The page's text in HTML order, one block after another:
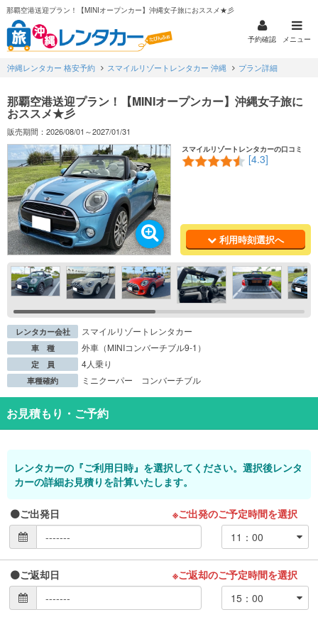
那覇空港送迎プラン！【MINIオープンカー】沖縄女子旅におススメ★彡
予約確認 メニュー
沖縄レンタカー 格安予約 スマイルリゾートレンタカー 沖縄 プラン詳細
那覇空港送迎プラン！【MINIオープンカー】沖縄女子旅に
おススメ★彡
販売期間：2026/08/01～2027/01/31
スマイルリゾートレンタカーの口コミ
[4.3]
利用時刻選択へ
レンタカー会社 スマイルリゾートレンタカー
車 種 外車（MINIコンバーチブル9-1）
定 員 4人乗り
車種確約 ミニクーパー コンバーチブル
お見積もり・ご予約
レンタカーの『ご利用日時』を選択してください。選択後レンタ
カーの詳細お見積りを計算いたします。
ご出発日 ※ご出発のご予定時間を選択
ご返却日 ※ご返却のご予定時間を選択